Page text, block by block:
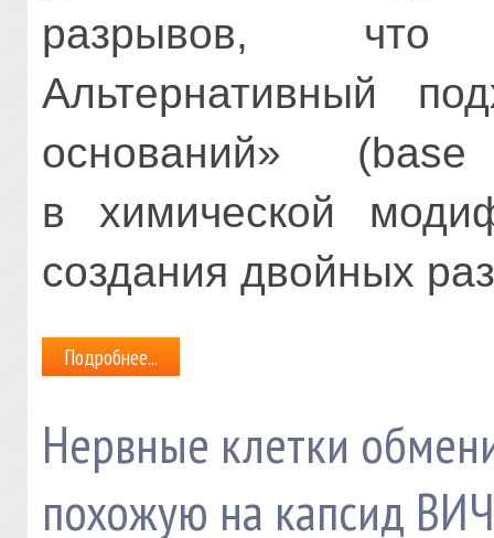
разрывов, что
Альтернативный
оснований»
в химической
создания двойных
Подробнее...
Нервные клетки
похожую на капсид